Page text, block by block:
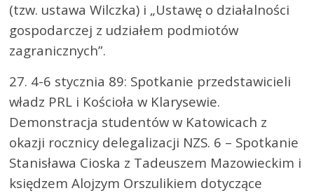
(tzw. ustawa Wilczka) i „Ustawę o działalności
gospodarczej z udziałem podmiotów
zagranicznych”.
27. 4-6 stycznia 89: Spotkanie przedstawicieli
władz PRL i Kościoła w Klarysewie.
Demonstracja studentów w Katowicach z
okazji rocznicy delegalizacji NZS. 6 – Spotkanie
Stanisława Cioska z Tadeuszem Mazowieckim i
księdzem Alojzym Orszulikiem dotyczące